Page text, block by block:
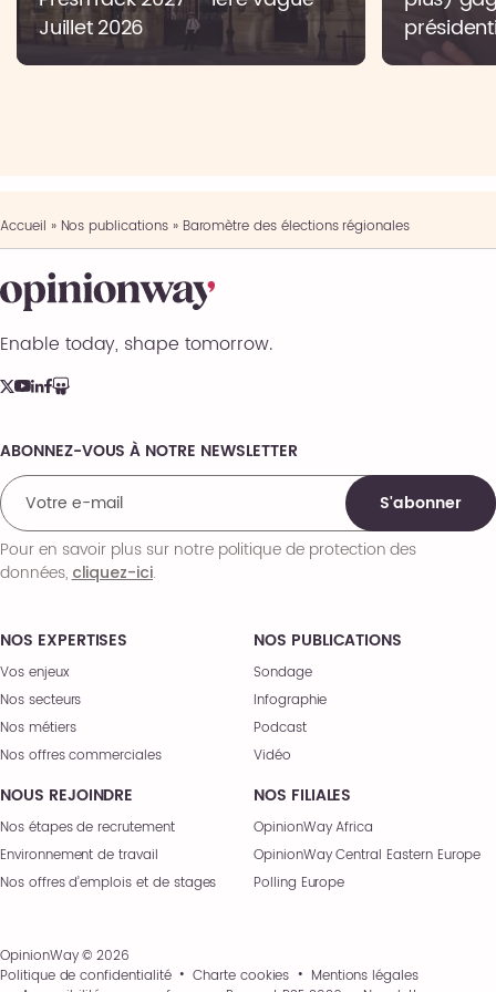
Juillet 2026
Accueil » Nos publications» Baromètre des élections régionales
Enable today, shape tomorrow.
NOS EXPERTISES
Vos enjeux
Nos secteurs
Nos métiers
Nos offres commerciales
NOS PUBLICATIONS
Sondage
Infographie
Podcast
Vidéo
NOUS REJOINDRE
Nos étapes de recrutement
Environnement de travail
Nos offres d’emplois et de stages
NOS FILIALES
OpinionWay Africa
OpinionWay Central Eastern Europe
Polling Europe
Comments
ABONNEZ-VOUS À NOTRE NEWSLETTER
S'abonner
Pour en savoir plus sur notre politique de protection des
données,cliquez-ici.
OpinionWay © 2026
Politique de confidentialité
Charte cookies
Mentions légales